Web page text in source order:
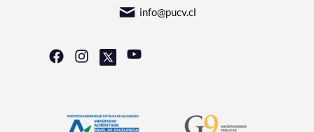
info@pucv.cl